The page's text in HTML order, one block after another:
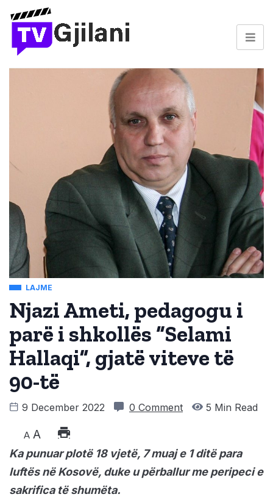
LAJME
Njazi Ameti, pedagogu i
parë i shkollës “Selami
Hallaqi”, gjatë viteve të
90-të
9 December 2022 0 Comment 5 Min Read
A A
Ka punuar plotë 18 vjetë, 7 muaj e 1 ditë para
luftës në Kosovë, duke u përballur me peripeci e
sakrifica të shumëta.